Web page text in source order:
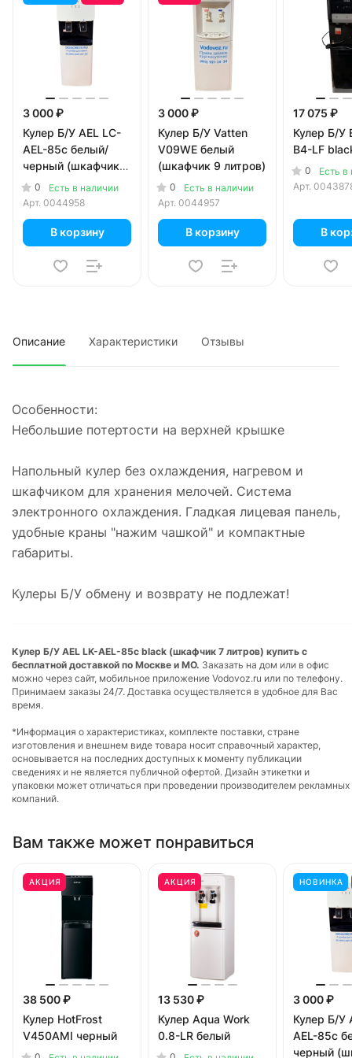
3 000 ₽
Кулер Б/У AEL LC-
AEL-85c белый/
черный (шкафчик 9
литров)
0
Есть в наличии
Арт. 0044958
В корзину
3 000 ₽
Кулер Б/У Vatten
V09WE белый
(шкафчик 9 литров)
0
Есть в наличии
Арт. 0044957
В корзину
17 075 ₽
Кулер Б/У
B4-LF
0
Есть в
Арт.
В
Описание Характеристики Отзывы
Особенности:
Небольшие потертости на верхней крышке
Напольный кулер без охлаждения, нагревом и
шкафчиком для хранения мелочей. Система
электронного охлаждения. Гладкая лицевая панель,
удобные краны "нажим чашкой" и компактные
габариты.
Кулеры Б/У обмену и возврату не подлежат!
Кулер Б/У AEL LK-AEL-85c black (шкафчик 7 литров) купить с
бесплатной доставкой по Москве и МО. Заказать на дом или в офис
можно через сайт, мобильное приложение Vodovoz.ru или по телефону.
Принимаем заказы 24/7. Доставка осуществляется в удобное для Вас
время.
*Информация о характеристиках, комплекте поставки, стране
изготовления и внешнем виде товара носит справочный характер,
основывается на последних доступных к моменту публикации
сведениях и не является публичной офертой. Дизайн этикетки и
упаковки может отличаться при проведении производителем рекламных
компаний.
Вам также может понравиться
АКЦИЯ
38 500 ₽
Кулер HotFrost
V450AMI черный
АКЦИЯ
13 530 ₽
Кулер Aqua Work
0.8-LR белый
НОВИНКА
3 000 ₽
Кулер Б/У
AEL-85c
черный